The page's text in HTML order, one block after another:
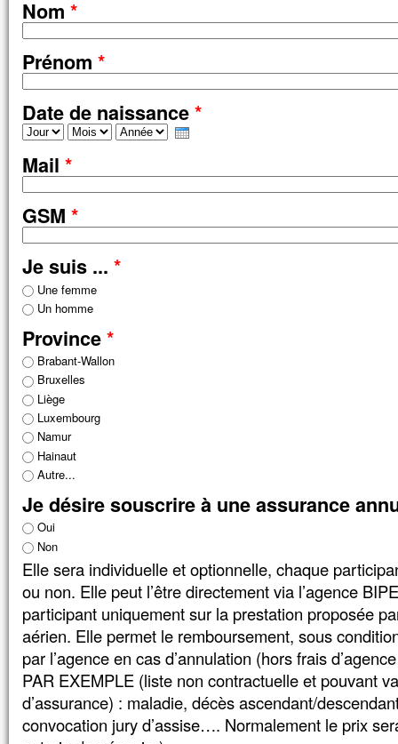
Nom *
Prénom *
Date de naissance*
Jour Mois Année
Mail *
GSM *
Je suis ... *
Une femme
Un homme
Province*
Brabant-Wallon
Bruxelles
Liège
Luxembourg
Namur
Hainaut
Autre...
Je désire souscrire à une assurance
Oui
Non
Elle sera individuelle et optionnelle, chaque
ou non. Elle peut l’être directement via l’agence BIPEL. Cette assurance couvre le
participant uniquement sur la prestation proposée
aérien. Elle permet le remboursement, sous
par l’agence en cas d’annulation (hors frais
PAR EXEMPLE (liste non contractuelle et pouvant
d’assurance) : maladie, décès ascendant/
convocation jury d’assise…. Normalement le prix